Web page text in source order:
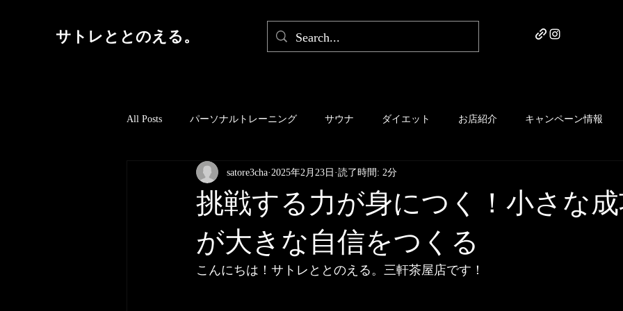
サトレととのえる。
All Posts パーソナルトレーニング サウナ ダイエット お店紹介 キャンペーン情報
挑戦する力が身につく！小さな
が大きな自信をつくる
satore3cha 2025年2月23日 読了時間: 2分
こんにちは！サトレととのえる。三軒茶屋店です！